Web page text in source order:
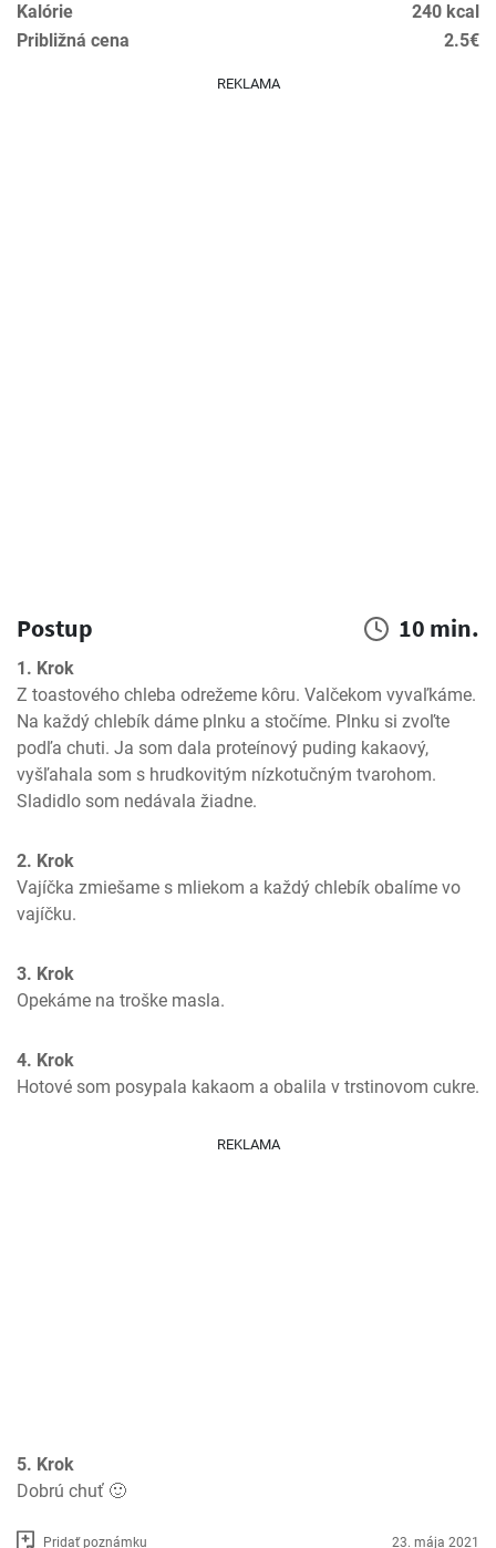
Kalórie
240 kcal
Približná cena
2.5€
REKLAMA
Postup 10 min.
1. Krok
Z toastového chleba odrežeme kôru. Valčekom vyvaľkáme.
Na každý chlebík dáme plnku a stočíme. Plnku si zvoľte
podľa chuti. Ja som dala proteínový puding kakaový,
vyšľahala som s hrudkovitým nízkotučným tvarohom.
Sladidlo som nedávala žiadne.
2. Krok
Vajíčka zmiešame s mliekom a každý chlebík obalíme vo
vajíčku.
3. Krok
Opekáme na troške masla.
4. Krok
Hotové som posypala kakaom a obalila v trstinovom cukre.
REKLAMA
5. Krok
Dobrú chuť 🙂
Pridať poznámku 23. mája 2021